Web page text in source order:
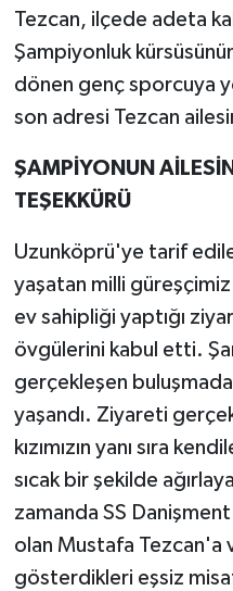
Tezcan, ilçede adeta
Şampiyonluk
dönen genç sporcuya
son adresi Tezcan
ŞAMPİYONUN
TEŞEKKÜRÜ
Uzunköprü'ye tarif
yaşatan milli
ev sahipliği yaptığı
övgülerini kabul etti.
gerçekleşen
yaşandı. Ziyareti
kızımızın yanı sıra
sıcak bir şekilde
zamanda SS
olan Mustafa Tezcan'a
gösterdikleri eşsiz